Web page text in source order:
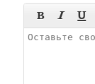
  